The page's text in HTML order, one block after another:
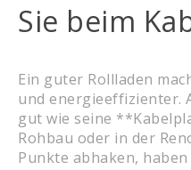
Sie beim
Ein guter Rollladen
und energieeffizienter.
gut wie seine
Rohbau oder in der
Punkte abhaken,